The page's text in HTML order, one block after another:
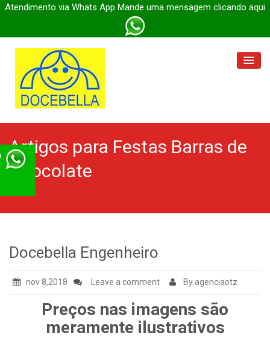
Atendimento via Whats App Mande uma mensagem clicando aqui
Docebella Parada Inglesa
Docebella Engenheiro
Docebella Itaberaba
Docebella
Artigos para Festas Barras de
Chocolate
Docebella Engenheiro
nov 8,2018 Leave a comment By agenciaotz
Preços nas imagens são
meramente ilustrativos